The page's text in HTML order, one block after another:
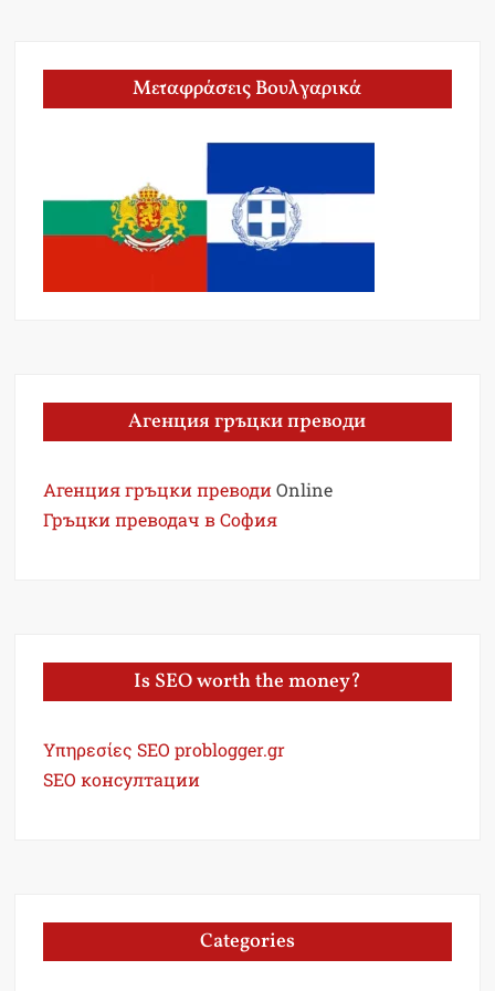
Μεταφράσεις Βουλγαρικά
Агенция гръцки преводи
Агенция гръцки преводи Online
Гръцки преводач в София
Is SEO worth the money?
Υπηρεσίες SEO problogger.gr
SEO консултации
Categories